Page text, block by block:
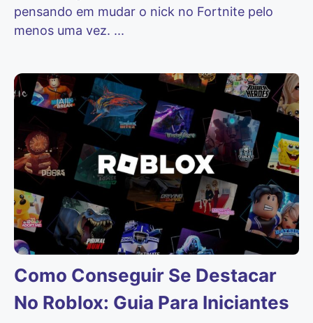
pensando em mudar o nick no Fortnite pelo
menos uma vez. ...
Como Conseguir Se Destacar
No Roblox: Guia Para Iniciantes